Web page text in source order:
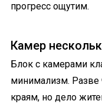
прогресс ощутим.
Камер
Блок с камерами
минимализм. Разве
краям, но дело